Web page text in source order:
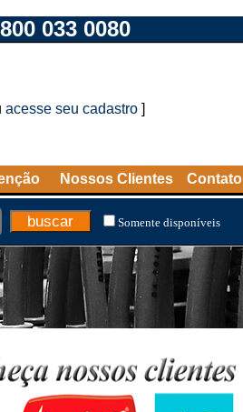
033 0080
acesse seu cadastro ]
Nossos Clientes Contato
Somente disponíveis